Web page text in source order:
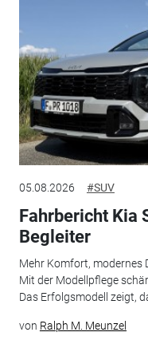
05.08.2026 #SUV
Fahrbericht Kia
Begleiter
Mehr Komfort, modernes
Mit der Modellpflege
Das Erfolgsmodell zeigt,
von Ralph M. Meunzel